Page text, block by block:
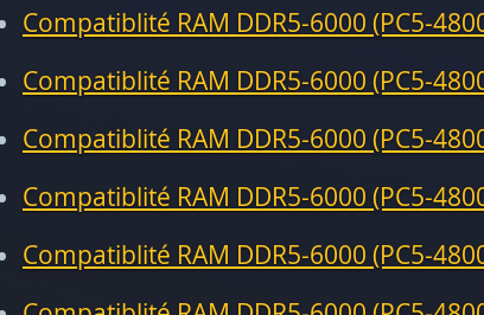
Compatiblité RAM DDR5-6000 (PC5-
Compatiblité RAM DDR5-6000 (PC5-
Compatiblité RAM DDR5-6000 (PC5-
Compatiblité RAM DDR5-6000 (PC5-
Compatiblité RAM DDR5-6000 (PC5-